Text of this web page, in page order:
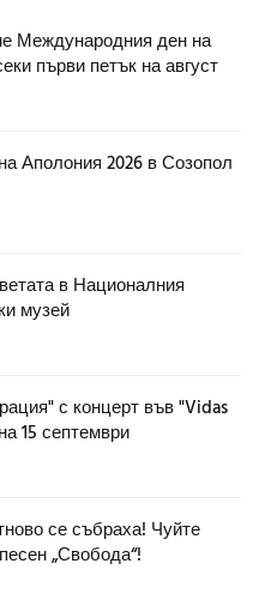
Международния ден на
първи петък на август
Аполония 2026 в Созопол
в Националния
музей
с концерт във "Vidas
15 септември
се събраха! Чуйте
„Свобода“!